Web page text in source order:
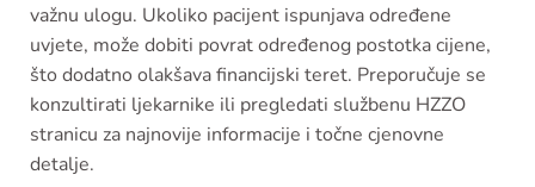
važnu ulogu. Ukoliko pacijent ispunjava određene
uvjete, može dobiti povrat određenog postotka cijene,
što dodatno olakšava financijski teret. Preporučuje se
konzultirati ljekarnike ili pregledati službenu HZZO
stranicu za najnovije informacije i točne cjenovne
detalje.